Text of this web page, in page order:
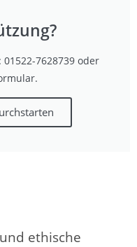
7628739 oder
ethische